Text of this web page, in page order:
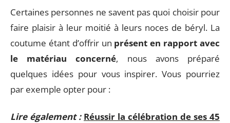
Certaines personnes ne savent pas quoi choisir pour
faire plaisir à leur moitié à leurs noces de béryl. La
coutume étant d’offrir un présent en rapport avec
le matériau concerné, nous avons préparé
quelques idées pour vous inspirer. Vous pourriez
par exemple opter pour :
Lire également : Réussir la célébration de ses 45